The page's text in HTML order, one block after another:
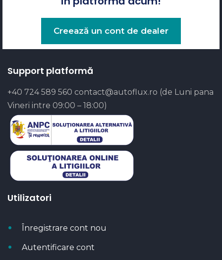
Creează un cont de dealer
Support platformă
+40 724 589 560 contact@autoflux.ro (de Luni pana
Vineri intre 09:00 – 18:00)
Utilizatori
Înregistrare cont nou
Autentificare cont